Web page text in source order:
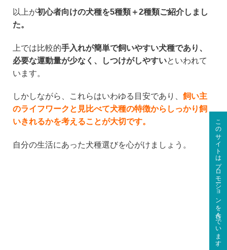
以上が初心者向けの犬種を5種類＋2種類ご紹介しまし
た。
上では比較的手入れが簡単で飼いやすい犬種であり、
必要な運動量が少なく、しつけがしやすいといわれて
います。
しかしながら、これらはいわゆる目安であり、 飼い主
のライフワークと見比べて犬種の特徴からしっかり飼
いきれるかを考えることが大切です。
自分の生活にあった犬種選びを心がけましょう。 このサイトはプロモーションを含んでいます。